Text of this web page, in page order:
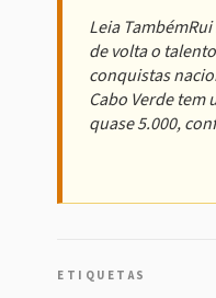
Leia
de volta o
conquistas
Cabo Verde tem
quase 5.000,
ETIQUETAS